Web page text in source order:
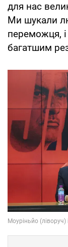
для нас
Ми шукали
переможця, і
багатшим